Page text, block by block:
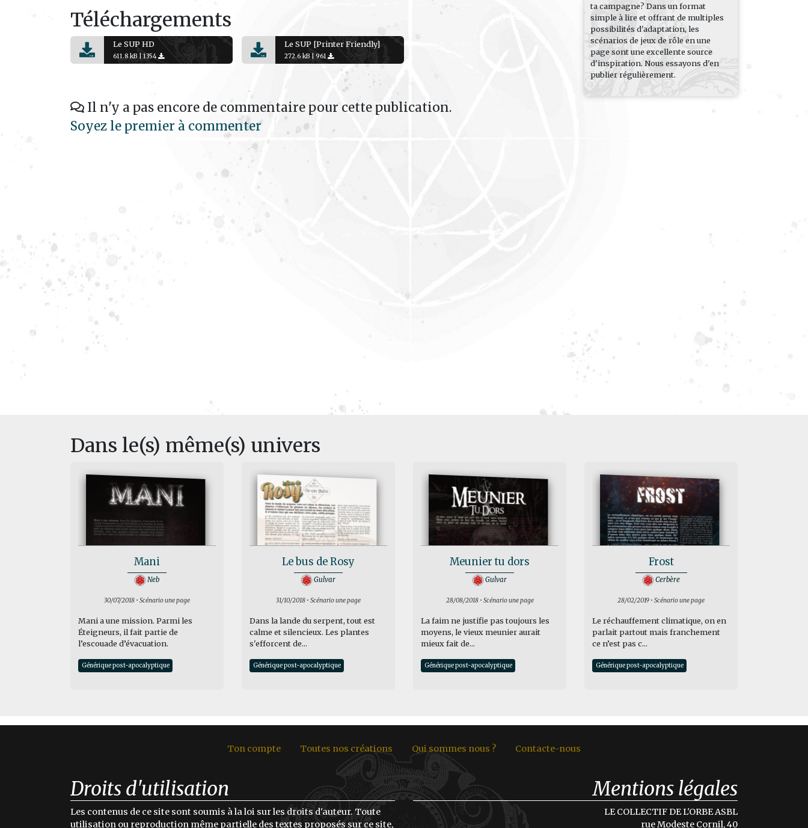
Téléchargements
Le SUP HD
611.8 kB |1354
Le SUP [Printer Friendly]
272.6 kB |961
Il n'y a pas encore de commentaire pour cette publication.
Soyez le premier à commenter
ta campagne? Dans un format
simple à lire et offrant de multiples
possibilités d'adaptation, les
scénarios de jeux de rôle en une
page sont une excellente source
d'inspiration. Nous essayons d'en
publier régulièrement.
Dans le(s) même(s) univers
Mani
Neb
30/07/2018 • Scénario une page
Mani a une mission. Parmi les
Éteigneurs, il fait partie de
l’escouade d’évacuation.
Générique post-apocalyptique
Le bus de Rosy
Gulvar
31/10/2018 • Scénario une page
Dans la lande du serpent, tout est
calme et silencieux. Les plantes
s'efforcent de...
Générique post-apocalyptique
Meunier tu dors
Gulvar
28/08/2018 • Scénario une page
La faim ne justifie pas toujours les
moyens, le vieux meunier aurait
mieux fait de...
Générique post-apocalyptique
Frost
Cerbère
28/02/2019 • Scénario une page
Le réchauffement climatique, on en
parlait partout mais franchement
ce n’est pas c...
Générique post-apocalyptique
Ton compte Toutes nos créations Qui sommes nous ? Contacte-nous
Droits d'utilisation
Les contenus de ce site sont soumis à la loi sur les droits d'auteur. Toute
utilisation ou reproduction même partielle des textes proposés sur ce site,
Mentions légales
LE COLLECTIF DE L'ORBE ASBL
rue Modeste Cornil, 40